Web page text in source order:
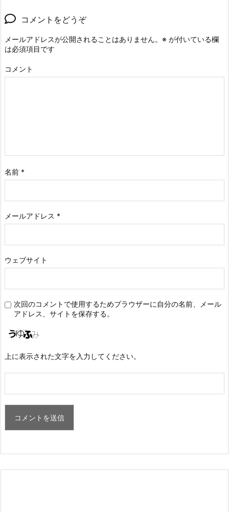
コメントをどうぞ
メールアドレスが公開されることはありません。 ※ が付いている欄
は必須項目です
コメント
名前 *
メールアドレス *
ウェブサイト
次回のコメントで使用するためブラウザーに自分の名前、メール
アドレス、サイトを保存する。
上に表示された文字を入力してください。